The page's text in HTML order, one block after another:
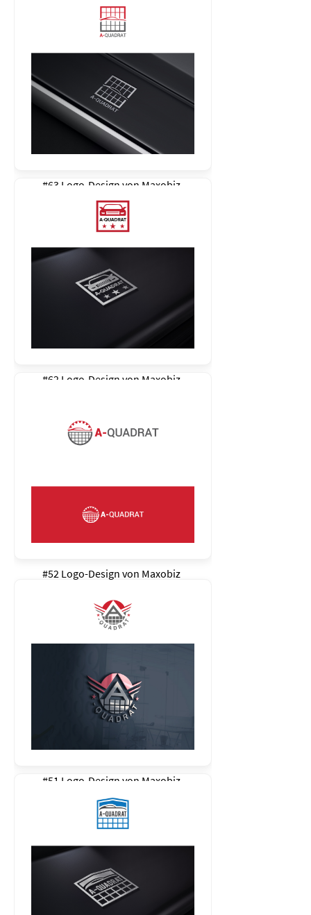
#63 Logo-Design von Maxobiz
#62 Logo-Design von Maxobiz
#52 Logo-Design von Maxobiz
#51 Logo-Design von Maxobiz